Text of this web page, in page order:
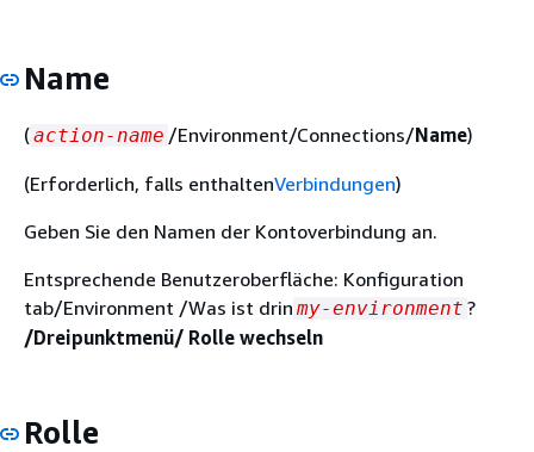
Name
(action-name /Environment/Connections/Name)
(Erforderlich, falls enthaltenVerbindungen)
Geben Sie den Namen der Kontoverbindung an.
Entsprechende Benutzeroberfläche: Konfiguration
tab/Environment /Was ist drin my-environment ?
/Dreipunktmenü/ Rolle wechseln
Rolle